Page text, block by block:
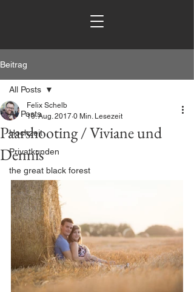
Beitrag
All Posts
Hochzeit
Privatkunden
the great black forest
All Posts
Paarshooting / Viviane und
Dennis
Felix Schelb
10. Aug. 2017 0 Min. Lesezeit